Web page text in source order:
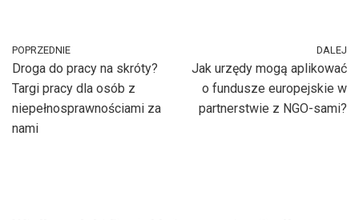
POPRZEDNIE
Droga do pracy na skróty?
Targi pracy dla osób z
niepełnosprawnościami za
nami
DALEJ
Jak urzędy mogą aplikować
o fundusze europejskie w
partnerstwie z NGO-sami?